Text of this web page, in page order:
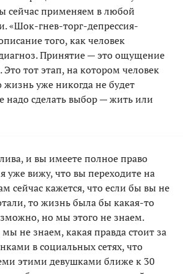
сейчас применяем в любой
«Шок-гнев-торг-депрессия-
того, как человек
Принятие — это ощущение
Это тот этап, на котором человек
жизнь уже никогда не будет
надо сделать выбор — жить или
и вы имеете полное право
уже вижу, что вы переходите на
сейчас кажется, что если бы вы не
то жизнь была бы какая-то
но мы этого не знаем.
не знаем, какая правда стоит за
в социальных сетях, что
этими девушками ближе к 30